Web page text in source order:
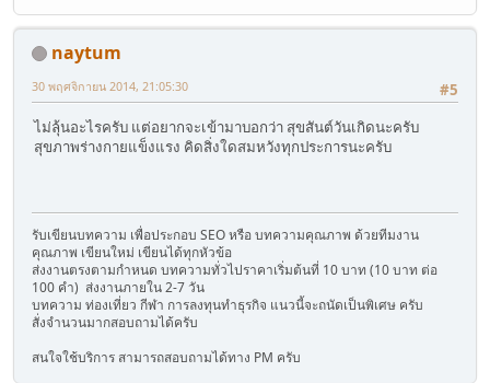
naytum
#5
30 พฤศจิกายน 2014, 21:05:30
ไม่ลุ้นอะไรครับ แต่อยากจะเข้ามาบอกว่า สุขสันต์วันเกิดนะครับ
สุขภาพร่างกายแข็งแรง คิดสิ่งใดสมหวังทุกประการนะครับ
รับเขียนบทความ เพื่อประกอบ SEO หรือ บทความคุณภาพ ด้วยทีมงาน
คุณภาพ เขียนใหม่ เขียนได้ทุกหัวข้อ
ส่งงานตรงตามกำหนด บทความทั่วไปราคาเริ่มต้นที่ 10 บาท (10 บาท ต่อ
100 คำ) ส่งงานภายใน 2-7 วัน
บทความ ท่องเที่ยว กีฬา การลงทุนทำธุรกิจ แนวนี้จะถนัดเป็นพิเศษ ครับ
สั่งจำนวนมากสอบถามได้ครับ
สนใจใช้บริการ สามารถสอบถามได้ทาง PM ครับ